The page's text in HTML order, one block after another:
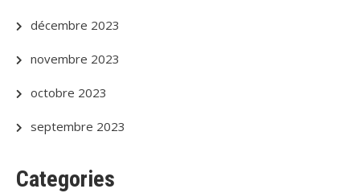
décembre 2023
novembre 2023
octobre 2023
septembre 2023
Categories